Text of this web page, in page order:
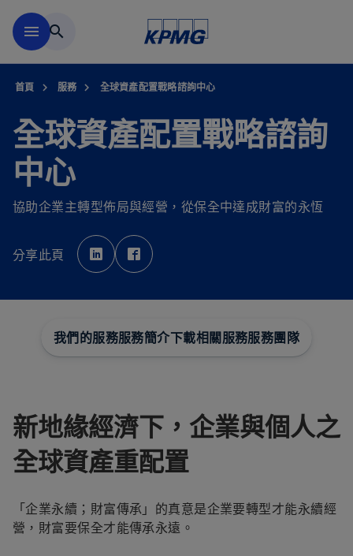
menu search
首頁 服務 全球資產配置戰略諮詢中心
全球資產配置戰略諮詢
中心
協助企業主轉型佈局與經營，從保全中達成財富的永恆
分享此頁
在
新
標
籤
新
標
我們的服務服務簡介下載相關服務服務團隊
新地緣經濟下，企業與個人之
全球資產重配置
「企業永續；財富傳承」的真意是企業要轉型才能永續經
營，財富要保全才能傳承永遠。